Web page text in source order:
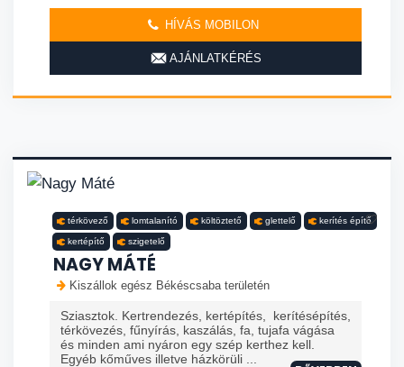
HÍVÁS MOBILON
AJÁNLATKÉRÉS
térkövező lomtalanító költöztető glettelő kerítés építő
kertépítő szigetelő
NAGY MÁTÉ
Kiszállok egész Békéscsaba területén
Sziasztok. Kertrendezés, kertépítés, kerítésépítés,
térkövezés, fűnyírás, kaszálás, fa, tujafa vágása
és minden ami nyáron egy szép kerthez kell.
Egyéb kőműves illetve házkörüli ...